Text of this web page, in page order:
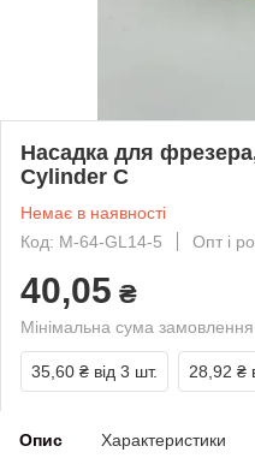
Насадка для
Cylinder C
Немає в наявності
Код: M-64-GL14-5
Опт і
40,05 ₴
Мінімальна сума
35,60 ₴ від 3 шт. 28,92 ₴
Опис Характеристики